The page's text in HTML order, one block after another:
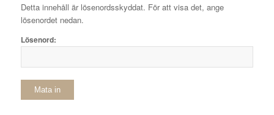
Detta innehåll är lösenordsskyddat. För att visa det, ange
lösenordet nedan.
Lösenord: